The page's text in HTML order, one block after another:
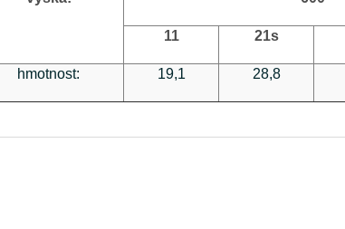
11 21s
hmotnost: 19,1 28,8